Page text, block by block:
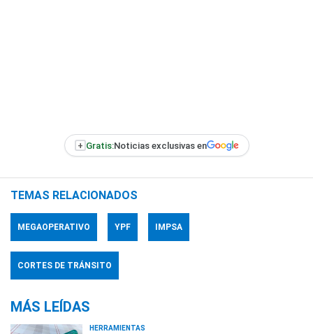
+ Gratis:Noticias exclusivas en
TEMAS RELACIONADOS
MEGAOPERATIVO YPF IMPSA
CORTES DE TRÁNSITO
MÁS LEÍDAS
HERRAMIENTAS